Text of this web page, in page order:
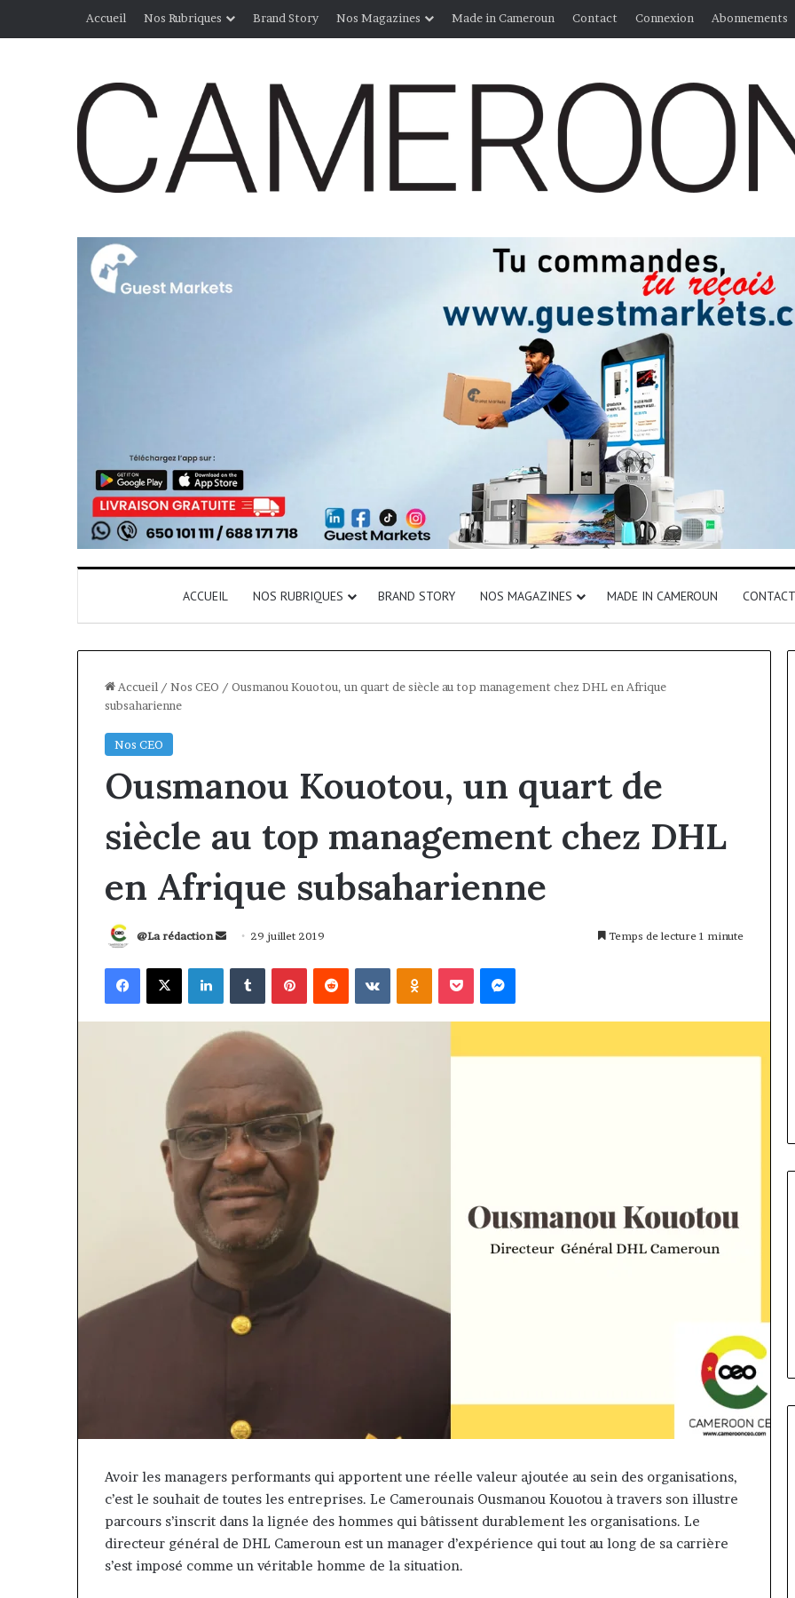
Accueil Nos Rubriques Brand Story Nos Magazines Made in Cameroun Contact Connexion Abonnements
ACCUEIL NOS RUBRIQUES BRAND STORY NOS MAGAZINES MADE IN CAMEROUN CONTACT
Accueil / Nos CEO / Ousmanou Kouotou, un quart de siècle au top management chez DHL en Afrique
subsaharienne
Nos CEO
Ousmanou Kouotou, un quart de
siècle au top management chez DHL
en Afrique subsaharienne
@La rédaction
Envoyer
courriel
29 juillet 2019 Temps de lecture 1 minute
Facebook
X LinkedinTumblrPinterestReddit VKontakteOdnoklassniki
Pocket Messenger
Avoir les managers performants qui apportent une réelle valeur ajoutée au sein des organisations,
c’est le souhait de toutes les entreprises. Le Camerounais Ousmanou Kouotou à travers son illustre
parcours s’inscrit dans la lignée des hommes qui bâtissent durablement les organisations. Le
directeur général de DHL Cameroun est un manager d’expérience qui tout au long de sa carrière
s’est imposé comme un véritable homme de la situation.
« Cette plateforme va
Fondation
Cameroun
:
Roseil y a 18 heures
Gaëtan
à
la